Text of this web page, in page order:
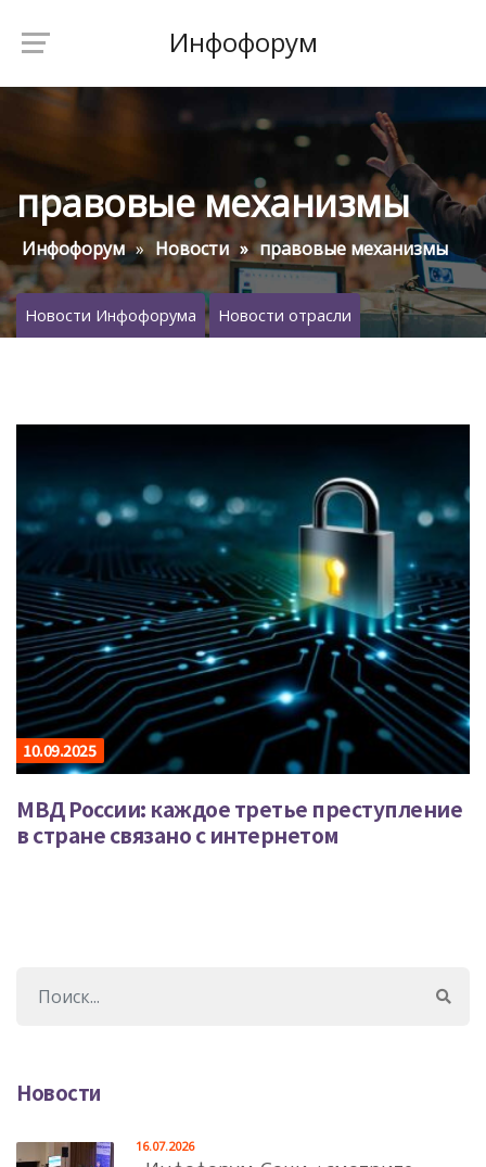
Инфофорум
правовые механизмы
Инфофорум Новости правовые механизмы
Новости Инфофорума Новости отрасли
10.09.2025
МВД России: каждое третье преступление
в стране связано с интернетом
Новости
16.07.2026